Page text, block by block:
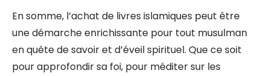
En somme, l’achat de livres islamiques peut être
une démarche enrichissante pour tout musulman
en quête de savoir et d’éveil spirituel. Que ce soit
pour approfondir sa foi, pour méditer sur les